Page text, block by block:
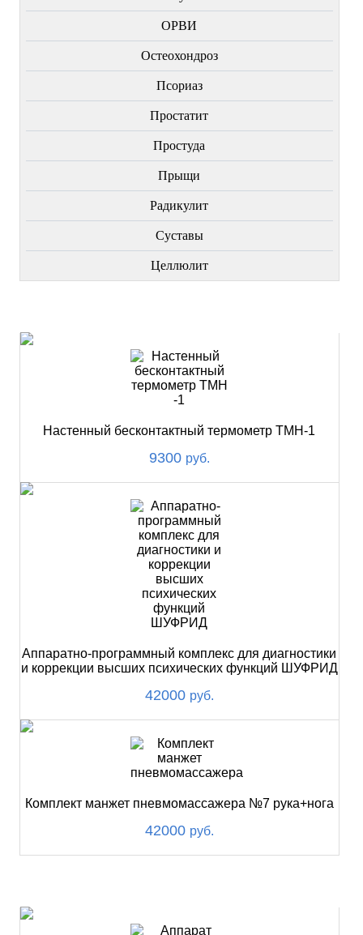
ОРВИ
Остеохондроз
Пcориаз
Простатит
Простуда
Прыщи
Радикулит
Суставы
Целлюлит
Настенный бесконтактный термометр ТМН-1
9300 руб.
Аппаратно-программный комплекс для диагностики
и коррекции высших психических функций ШУФРИД
42000 руб.
Комплект манжет пневмомассажера №7 рука+нога
42000 руб.